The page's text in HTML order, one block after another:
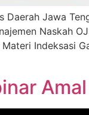
Jawa
Naskah
Indeksasi
Amal